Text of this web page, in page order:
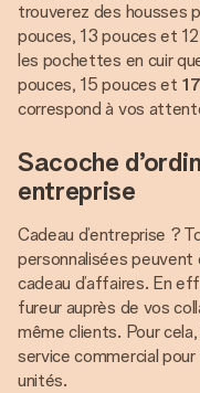
trouverez des housses
pouces, 13 pouces et
les pochettes en cuir
pouces, 15 pouces et
correspond à vos
Sacoche
entreprise
Cadeau d’entreprise ?
personnalisées
cadeau d’affaires. En
fureur auprès de vos
même clients. Pour
service commercial